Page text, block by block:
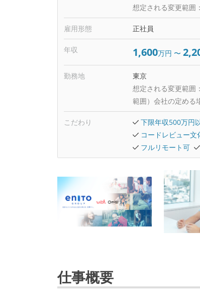
想定される変更範囲：
雇用形態 正社員
年収 1,600万円 〜
勤務地
東京
想定される変更範囲：
範囲）会社の定める
こだわり 下限年収500万円
コードレビュー文
フルリモート可
仕事概要